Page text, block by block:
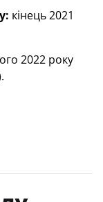
кінець 2021
2022 року